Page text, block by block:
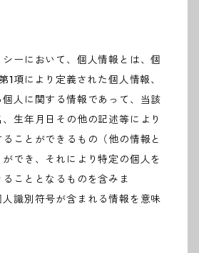
ーにおいて、個人情報とは、個
1項により定義された個人情報、
人に関する情報であって、当該
生年月日その他の記述等により
ことができるもの（他の情報と
でき、それにより特定の個人を
こととなるものを含みま
識別符号が含まれる情報を意味